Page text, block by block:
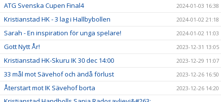
ATG Svenska Cupen Final4 2024-01-03 16:38
Kristianstad HK - 3 lag i Hallbybollen 2024-01-02 21:18
Sarah - En inspiration för unga spelare! 2024-01-02 11:03
Gott Nytt År! 2023-12-31 13:05
Kristianstad HK-Skuru IK 30 dec 14:00 2023-12-29 11:07
33 mål mot Sävehof och ändå förlust 2023-12-26 16:50
Återstart mot IK Sävehof borta 2023-12-26 14:20